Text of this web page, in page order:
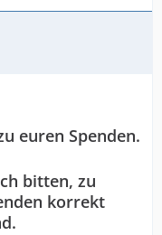
euren Spenden.
bitten, zu
korrekt